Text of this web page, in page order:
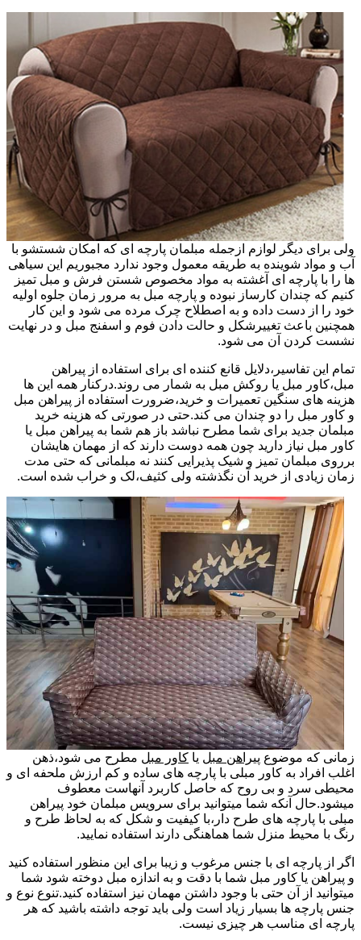
ولی برای دیگر لوازم ازجمله مبلمان پارچه ای که امکان شستشو با
آب و مواد شوینده به طریقه معمول وجود ندارد مجبوریم این سیاهی
ها را با پارچه ای آغشته به مواد مخصوص شستن فرش و مبل تمیز
کنیم که چندان کارساز نبوده و پارچه مبل به مرور زمان جلوه اولیه
خود را از دست داده و به اصطلاح چرک مرده می شود و این کار
همچنین باعث تغییرشکل و حالت دادن فوم و اسفنج مبل و در نهایت
نشست کردن آن می شود.
تمام این تفاسیر،دلایل قانع کننده ای برای استفاده از پیراهن
مبل،کاور مبل یا روکش مبل به شمار می روند.درکنار همه این ها
هزینه های سنگین تعمیرات و خرید،ضرورت استفاده از پیراهن مبل
و کاور مبل را دو چندان می کند.حتی در صورتی که هزینه خرید
مبلمان جدید برای شما مطرح نباشد باز هم شما به پیراهن مبل یا
کاور مبل نیاز دارید چون همه دوست دارند که از مهمان هایشان
برروی مبلمان تمیز و شیک پذیرایی کنند نه مبلمانی که حتی مدت
زمان زیادی از خرید آن نگذشته ولی کثیف،لک و خراب شده است.
زمانی که موضوع پیراهن مبل یا کاور مبل مطرح می شود،ذهن
اغلب افراد به کاور مبلی با پارچه های ساده و کم ارزش ملحفه ای و
محیطی سرد و بی روح که حاصل کاربرد آنهاست معطوف
میشود.حال آنکه شما میتوانید برای سرویس مبلمان خود پیراهن
مبلی با پارچه های طرح دار،با کیفیت و شکل که به لحاظ طرح و
رنگ با محیط منزل شما هماهنگی دارند استفاده نمایید.
اگر از پارچه ای با جنس مرغوب و زیبا برای این منظور استفاده کنید
و پیراهن یا کاور مبل شما با دقت و به اندازه مبل دوخته شود شما
میتوانید از آن حتی با وجود داشتن مهمان نیز استفاده کنید.تنوع نوع و
جنس پارچه ها بسیار زیاد است ولی باید توجه داشته باشید که هر
پارچه ای مناسب هر چیزی نیست.